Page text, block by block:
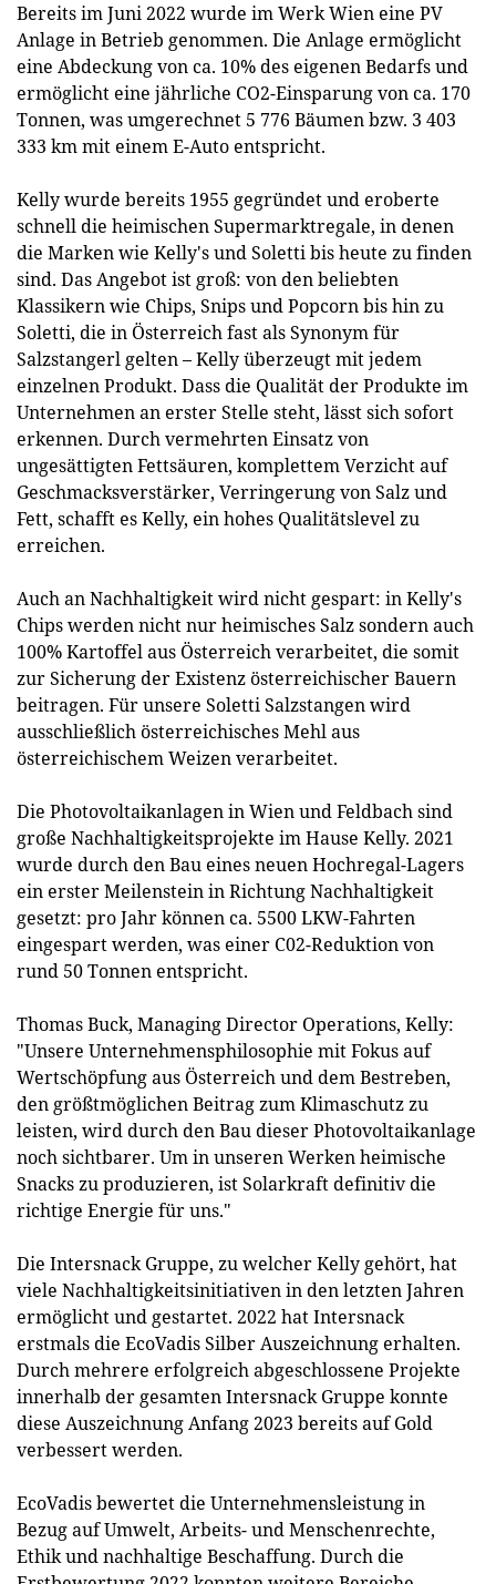
Bereits im Juni 2022 wurde im Werk Wien eine PV
Anlage in Betrieb genommen. Die Anlage ermöglicht
eine Abdeckung von ca. 10% des eigenen Bedarfs und
ermöglicht eine jährliche CO2-Einsparung von ca. 170
Tonnen, was umgerechnet 5 776 Bäumen bzw. 3 403
333 km mit einem E-Auto entspricht.
Kelly wurde bereits 1955 gegründet und eroberte
schnell die heimischen Supermarktregale, in denen
die Marken wie Kelly's und Soletti bis heute zu finden
sind. Das Angebot ist groß: von den beliebten
Klassikern wie Chips, Snips und Popcorn bis hin zu
Soletti, die in Österreich fast als Synonym für
Salzstangerl gelten – Kelly überzeugt mit jedem
einzelnen Produkt. Dass die Qualität der Produkte im
Unternehmen an erster Stelle steht, lässt sich sofort
erkennen. Durch vermehrten Einsatz von
ungesättigten Fettsäuren, komplettem Verzicht auf
Geschmacksverstärker, Verringerung von Salz und
Fett, schafft es Kelly, ein hohes Qualitätslevel zu
erreichen.
Auch an Nachhaltigkeit wird nicht gespart: in Kelly's
Chips werden nicht nur heimisches Salz sondern auch
100% Kartoffel aus Österreich verarbeitet, die somit
zur Sicherung der Existenz österreichischer Bauern
beitragen. Für unsere Soletti Salzstangen wird
ausschließlich österreichisches Mehl aus
österreichischem Weizen verarbeitet.
Die Photovoltaikanlagen in Wien und Feldbach sind
große Nachhaltigkeitsprojekte im Hause Kelly. 2021
wurde durch den Bau eines neuen Hochregal-Lagers
ein erster Meilenstein in Richtung Nachhaltigkeit
gesetzt: pro Jahr können ca. 5500 LKW-Fahrten
eingespart werden, was einer C02-Reduktion von
rund 50 Tonnen entspricht.
Thomas Buck, Managing Director Operations, Kelly:
"Unsere Unternehmensphilosophie mit Fokus auf
Wertschöpfung aus Österreich und dem Bestreben,
den größtmöglichen Beitrag zum Klimaschutz zu
leisten, wird durch den Bau dieser Photovoltaikanlage
noch sichtbarer. Um in unseren Werken heimische
Snacks zu produzieren, ist Solarkraft definitiv die
richtige Energie für uns."
Die Intersnack Gruppe, zu welcher Kelly gehört, hat
viele Nachhaltigkeitsinitiativen in den letzten Jahren
ermöglicht und gestartet. 2022 hat Intersnack
erstmals die EcoVadis Silber Auszeichnung erhalten.
Durch mehrere erfolgreich abgeschlossene Projekte
innerhalb der gesamten Intersnack Gruppe konnte
diese Auszeichnung Anfang 2023 bereits auf Gold
verbessert werden.
EcoVadis bewertet die Unternehmensleistung in
Bezug auf Umwelt, Arbeits- und Menschenrechte,
Ethik und nachhaltige Beschaffung. Durch die